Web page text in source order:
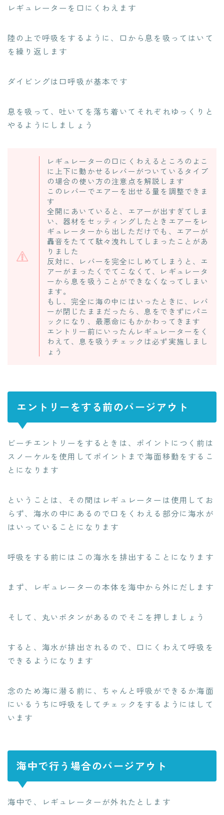
レギュレーターを口にくわえます
陸の上で呼吸をするように、口から息を吸ってはいて
を繰り返します
ダイビングは口呼吸が基本です
息を吸って、吐いてを落ち着いてそれぞれゆっくりと
やるようにしましょう
レギュレーターの口にくわえるところのよこ
に上下に動かせるレバーがついているタイプ
の場合の使い方の注意点を解説します
このレバーでエアーを出せる量を調整できま
す
全開にあいていると、エアーが出すぎてしま
い、器材をセッティングしたときエアーをレ
ギュレーターから出しただけでも、エアーが
轟音をたてて駄々洩れしてしまったことがあ
りました
反対に、レバーを完全にしめてしまうと、エ
アーがまったくでてこなくて、レギュレータ
ーから息を吸うことができなくなってしまい
ます。
もし、完全に海の中にはいったときに、レバ
ーが閉じたままだったら、息をできずにパニ
ックになり、最悪命にもかかわってきます
エントリー前にいったんレギュレーターをく
わえて、息を吸うチェックは必ず実施しまし
ょう
エントリーをする前のパージアウト
ビーチエントリーをするときは、ポイントにつく前は
スノーケルを使用してポイントまで海面移動をするこ
とになります
ということは、その間はレギュレーターは使用してお
らず、海水の中にあるので口をくわえる部分に海水が
はいっていることになります
呼吸をする前にはこの海水を排出することになります
まず、レギュレーターの本体を海中から外にだします
そして、丸いボタンがあるのでそこを押しましょう
すると、海水が排出されるので、口にくわえて呼吸を
できるようになります
念のため海に潜る前に、ちゃんと呼吸ができるか海面
にいるうちに呼吸をしてチェックをするようにはして
います
海中で行う場合のパージアウト
海中で、レギュレーターが外れたとします